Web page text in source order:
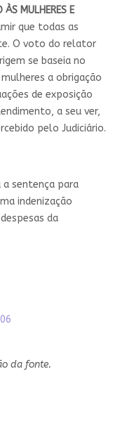
ÀS MULHERES E
que todas as
O voto do relator
se baseia no
a obrigação
de exposição
a seu ver,
pelo Judiciário.
sentença para
indenização
da
da fonte.